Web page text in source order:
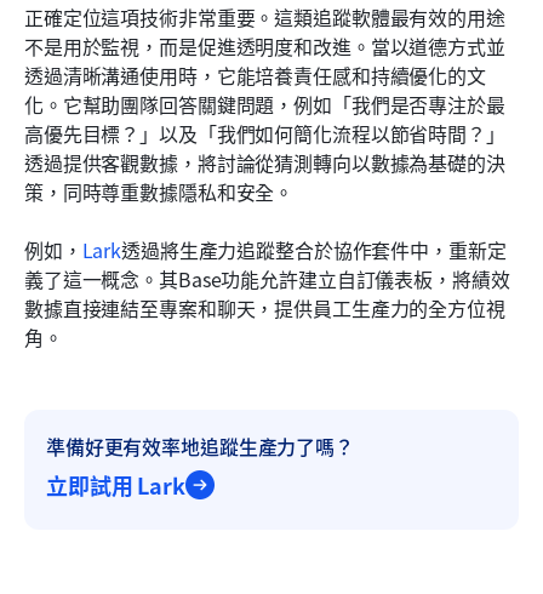
正確定位這項技術非常重要。這類追蹤軟體最有效的用途
不是用於監視，而是促進透明度和改進。當以道德方式並
透過清晰溝通使用時，它能培養責任感和持續優化的文
化。它幫助團隊回答關鍵問題，例如「我們是否專注於最
高優先目標？」以及「我們如何簡化流程以節省時間？」
透過提供客觀數據，將討論從猜測轉向以數據為基礎的決
策，同時尊重數據隱私和安全。
例如， Lark透過將生產力追蹤整合於協作套件中，重新定
義了這一概念。其Base功能允許建立自訂儀表板，將績效
數據直接連結至專案和聊天，提供員工生產力的全方位視
角。
準備好更有效率地追蹤生產力了嗎？
立即試用 Lark